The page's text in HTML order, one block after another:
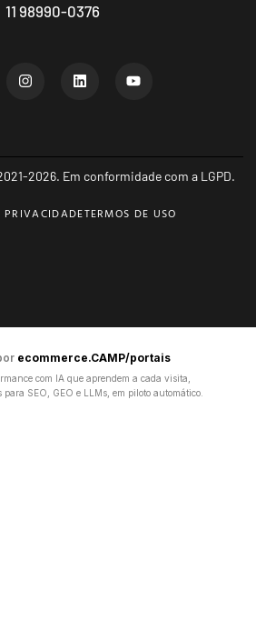
11 98990-0376
2026. Em conformidade com a LGPD.
PRIVACIDADETERMOS DE USO
ecommerce.CAMP/portais
com IA que aprendem a cada visita,
SEO, GEO e LLMs, em piloto automático.